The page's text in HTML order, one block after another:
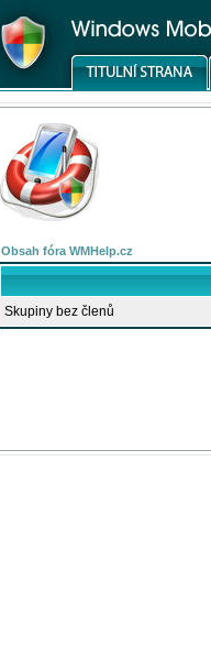
Obsah fóra WMHelp.cz
Skupiny bez členů